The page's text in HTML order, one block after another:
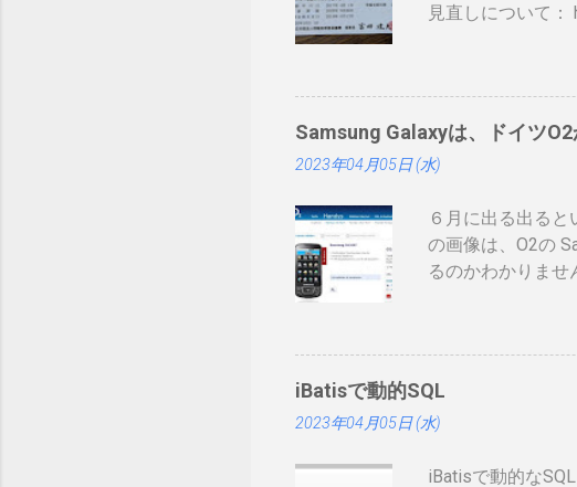
見直しについて
証かな、年数に
みたい）、でもこ
て： https://
録番号は、公開番
構な金額がかか
ますが、カード返
カードでしかな
きてますが、専
す。私としては、
止法がある程度緩
Tweet
Samsung Galaxyは、ドイツ
2023年04月05日 (水)
６月に出る出る
の画像は、O2の
るのかわかりま
ソンからAndroid
しています。 以
iBatisで動的SQL
2023年04月05日 (水)
iBatisで動的な